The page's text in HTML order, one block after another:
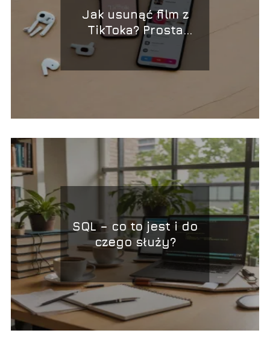
Jak usunąć film z
TikToka? Prosta
instrukcja
SQL – co to jest i do
czego służy?